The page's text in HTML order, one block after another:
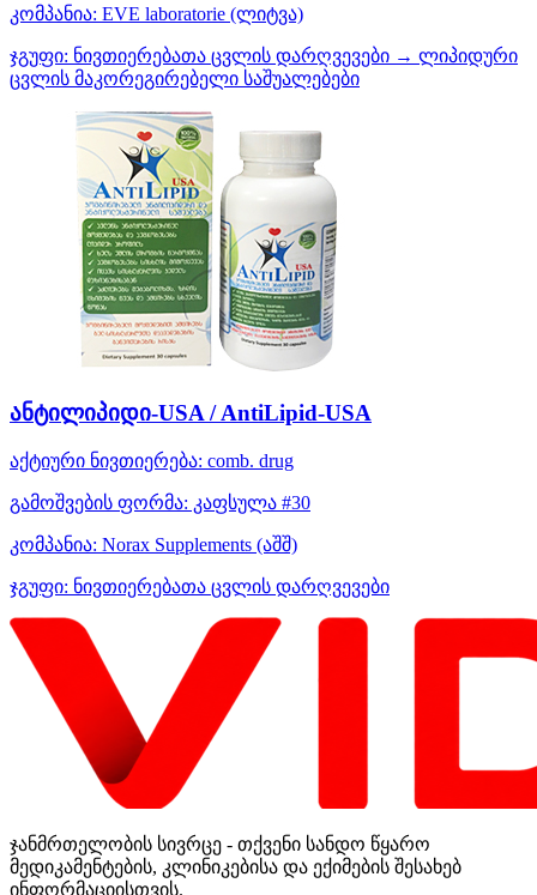
კომპანია: EVE laboratorie (ლიტვა)
ჯგუფი: ნივთიერებათა ცვლის დარღვევები → ლიპიდური
ცვლის მაკორეგირებელი საშუალებები
ანტილიპიდი-USA / AntiLipid-USA
აქტიური ნივთიერება: comb. drug
გამოშვების ფორმა: კაფსულა #30
კომპანია: Norax Supplements (აშშ)
ჯგუფი: ნივთიერებათა ცვლის დარღვევები
ჯანმრთელობის სივრცე - თქვენი სანდო წყარო
მედიკამენტების, კლინიკებისა და ექიმების შესახებ
ინფორმაციისთვის.